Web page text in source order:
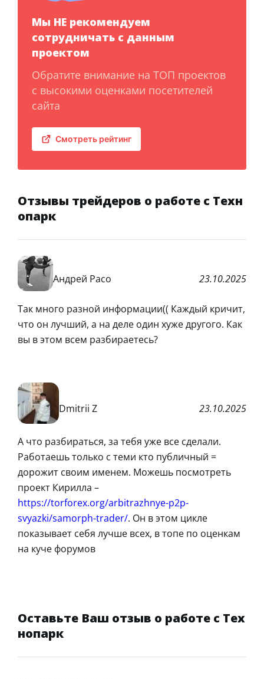
Мы НЕ рекомендуем
сотрудничать с данным
проектом
Обратите внимание на ТОП проектов
с высокими оценками посетителей
сайта
Смотреть рейтинг
Отзывы трейдеров о работе с Техн
опарк
Андрей Расо 23.10.2025
Так много разной информации(( Каждый кричит,
что он лучший, а на деле один хуже другого. Как
вы в этом всем разбираетесь?
Dmitrii Z 23.10.2025
А что разбираться, за тебя уже все сделали.
Работаешь только с теми кто публичный =
дорожит своим именем. Можешь посмотреть
проект Кирилла –
https://torforex.org/arbitrazhnye-p2p-
svyazki/samorph-trader/. Он в этом цикле
показывает себя лучше всех, в топе по оценкам
на куче форумов
Оставьте Ваш отзыв о работе с Тех
нопарк